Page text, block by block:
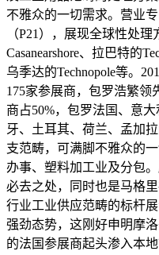
不雅众的一切需求。营业
（P21），展现全球性处
Casanearshore、拉巴特的
乌季达的Technopole等。
175家参展商，包罗浩繁
商占50%，包罗法国、意
牙、土耳其、荷兰、孟加
支范畴，可满脚不雅众的
办事、塑料加工业及分包
必去之处，同时也是马格
行业工业供应范畴的标杆
强劲态势，这刚好申明摩
的法国参展商起头渗入本